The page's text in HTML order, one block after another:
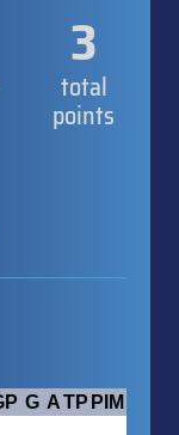
3
total
points